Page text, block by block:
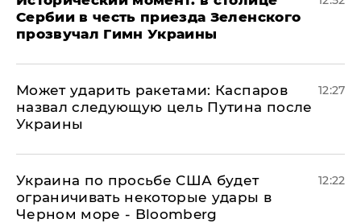
Сербии в честь приезда Зеленского
прозвучал Гимн Украины
Может ударить ракетами: Каспаров
назвал следующую цель Путина после
Украины
12:27
Украина по просьбе США будет
ограничивать некоторые удары в
Черном море - Bloomberg
12:22